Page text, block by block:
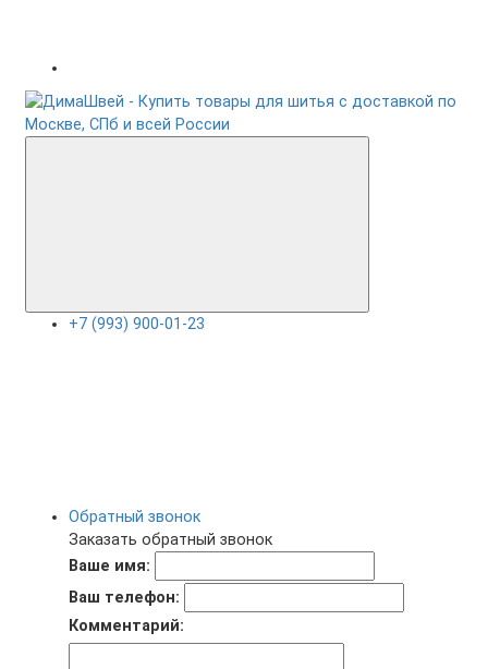
+7 (993) 900-01-23
Обратный звонок
Заказать обратный звонок
Ваше имя:
Ваш телефон:
Комментарий: